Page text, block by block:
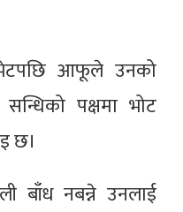
आफूले उनको
पक्षमा भोट
छ।
बाँध नबन्ने उनलाई